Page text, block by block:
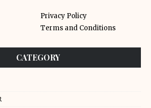
Privacy Policy
Terms and Conditions
CATEGORY